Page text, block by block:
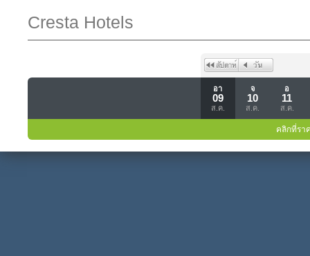
Cresta Hotels
อา
09
ส.ค.
จ
10
ส.ค.
อ
11
ส.ค.
คลิกที่รา